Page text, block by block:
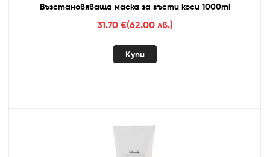
Възстановяваща маска за гъсти коси 1000ml
31.70 €(62.00 лв.)
Купи